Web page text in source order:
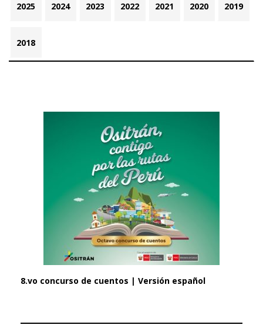
2025 2024 2023 2022 2021 2020 2019
2018
8.vo concurso de cuentos | Versión español